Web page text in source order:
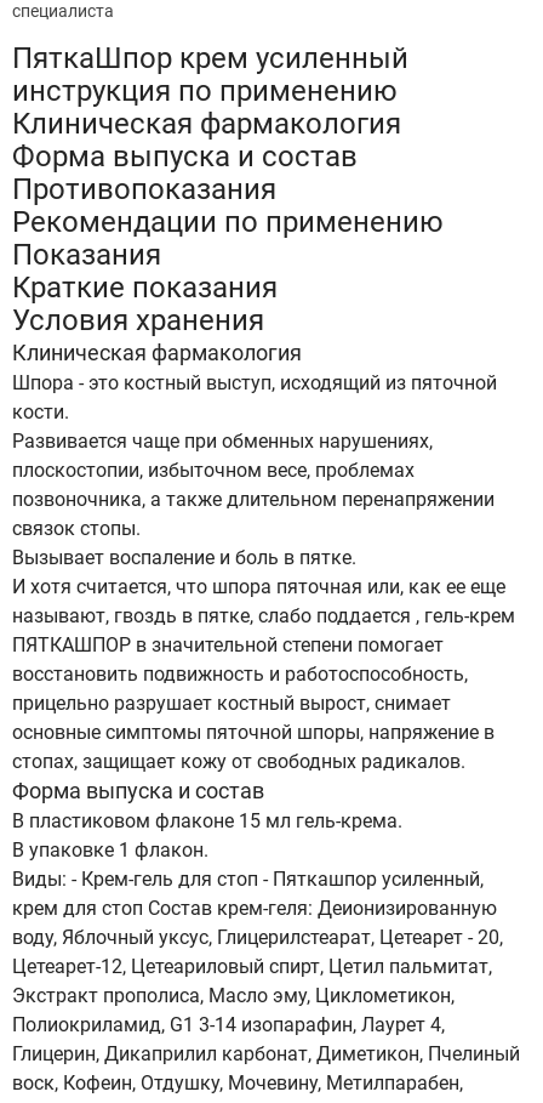
специалиста
ПяткаШпор крем усиленный
инструкция по применению
Клиническая фармакология
Форма выпуска и состав
Противопоказания
Рекомендации по применению
Показания
Краткие показания
Условия хранения
Клиническая фармакология
Шпора - это костный выступ, исходящий из пяточной
кости.
Развивается чаще при обменных нарушениях,
плоскостопии, избыточном весе, проблемах
позвоночника, а также длительном перенапряжении
связок стопы.
Вызывает воспаление и боль в пятке.
И хотя считается, что шпора пяточная или, как ее еще
называют, гвоздь в пятке, слабо поддается , гель-крем
ПЯТКАШПОР в значительной степени помогает
восстановить подвижность и работоспособность,
прицельно разрушает костный вырост, снимает
основные симптомы пяточной шпоры, напряжение в
стопах, защищает кожу от свободных радикалов.
Форма выпуска и состав
В пластиковом флаконе 15 мл гель-крема.
В упаковке 1 флакон.
Виды: - Крем-гель для стоп - Пяткашпор усиленный,
крем для стоп Состав крем-геля: Деионизированную
воду, Яблочный уксус, Глицерилстеарат, Цетеарет - 20,
Цетеарет-12, Цетеариловый спирт, Цетил пальмитат,
Экстракт прополиса, Масло эму, Циклометикон,
Полиокриламид, G1 3-14 изопарафин, Лаурет 4,
Глицерин, Дикаприлил карбонат, Диметикон, Пчелиный
воск, Кофеин, Отдушку, Мочевину, Метилпарабен,